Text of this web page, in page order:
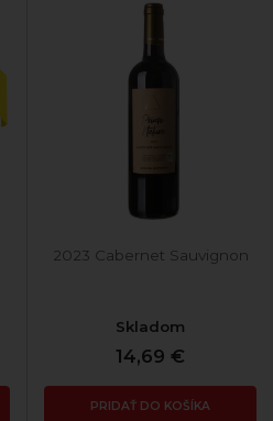
2023 Cabernet Sauvignon
Skladom
14,69 €
PRIDAŤ DO KOŠÍKA